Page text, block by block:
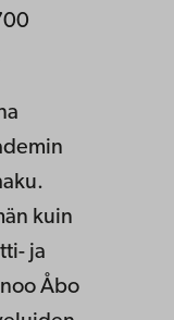
kuin
ja
Åbo